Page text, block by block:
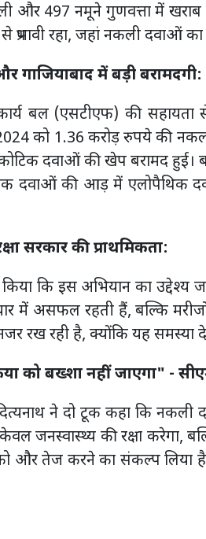
और 497 नमूने गुणवत्ता में
प्रभावी रहा, जहां नकली
में बड़ी बरामदगी:
बल (एसटीएफ) की
को 1.36 करोड़ रुपये की
दवाओं की खेप बरामद हुई।
दवाओं की आड़ में एलोपैथिक
सरकार की प्राथमिकता:
किया कि इस अभियान का
में असफल रहती हैं, बल्कि
रख रही है, क्योंकि यह समस्या
को बख्शा नहीं जाएगा" -
ने दो टूक कहा कि नकली
जनस्वास्थ्य की रक्षा करेगा,
को और तेज करने का संकल्प लिया